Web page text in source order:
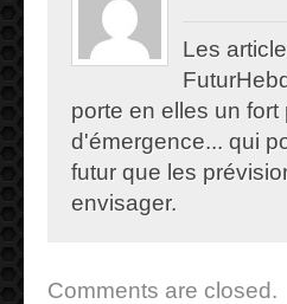
Les
porte en elles un
d'émergence... qui
futur que les
envisager.
Comments are closed.